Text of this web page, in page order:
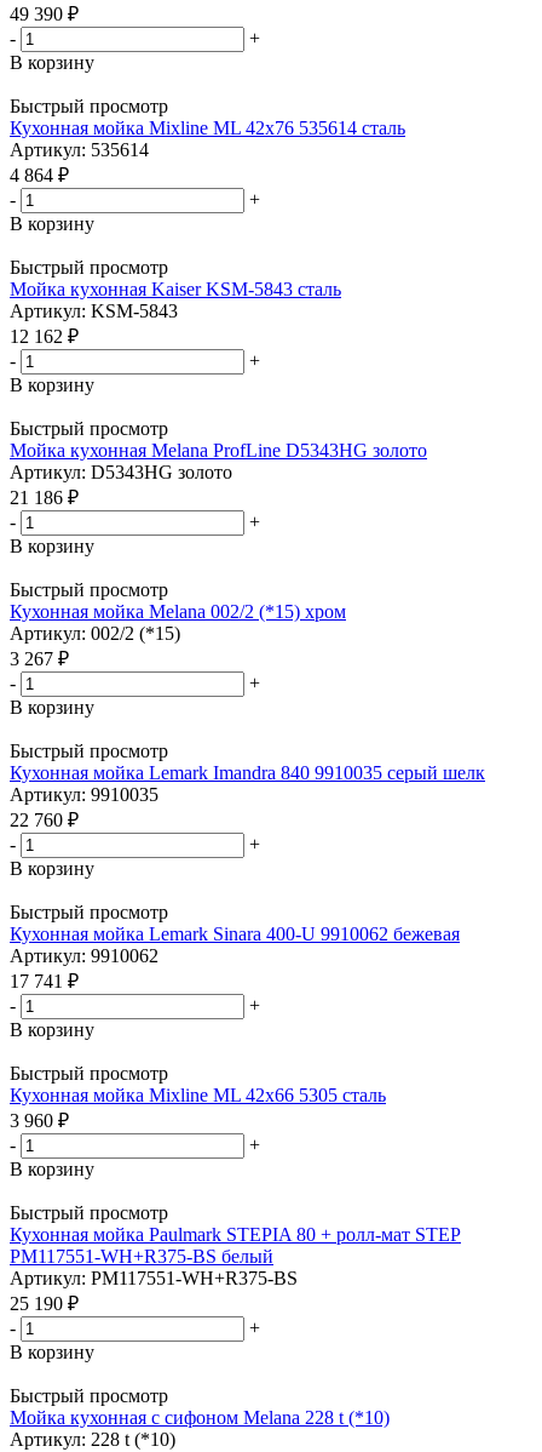
49 390 ₽
-
+
В корзину
Быстрый просмотр
Кухонная мойка Mixline ML 42х76 535614 сталь
Артикул: 535614
4 864 ₽
-
+
В корзину
Быстрый просмотр
Мойка кухонная Kaiser KSM-5843 сталь
Артикул: KSM-5843
12 162 ₽
-
+
В корзину
Быстрый просмотр
Мойка кухонная Melana ProfLine D5343HG золото
Артикул: D5343HG золото
21 186 ₽
-
+
В корзину
Быстрый просмотр
Кухонная мойка Melana 002/2 (*15) хром
Артикул: 002/2 (*15)
3 267 ₽
-
+
В корзину
Быстрый просмотр
Кухонная мойка Lemark Imandra 840 9910035 серый шелк
Артикул: 9910035
22 760 ₽
-
+
В корзину
Быстрый просмотр
Кухонная мойка Lemark Sinara 400-U 9910062 бежевая
Артикул: 9910062
17 741 ₽
-
+
В корзину
Быстрый просмотр
Кухонная мойка Mixline ML 42х66 5305 сталь
3 960 ₽
-
+
В корзину
Быстрый просмотр
Кухонная мойка Paulmark STEPIA 80 + ролл-мат STEP
PM117551-WH+R375-BS белый
Артикул: PM117551-WH+R375-BS
25 190 ₽
-
+
В корзину
Быстрый просмотр
Мойка кухонная с сифоном Melana 228 t (*10)
Артикул: 228 t (*10)